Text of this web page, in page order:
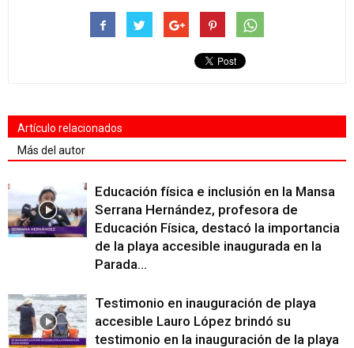
Artículo relacionados
Más del autor
Educación física e inclusión en la Mansa
Serrana Hernández, profesora de
Educación Física, destacó la importancia
de la playa accesible inaugurada en la
Parada...
Testimonio en inauguración de playa
accesible Lauro López brindó su
testimonio en la inauguración de la playa